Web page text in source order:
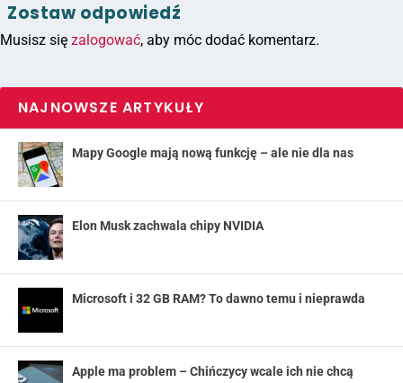
Zostaw odpowiedź
Musisz się zalogować, aby móc dodać komentarz.
NAJNOWSZE ARTYKUŁY
Mapy Google mają nową funkcję – ale nie dla nas
Elon Musk zachwala chipy NVIDIA
Microsoft i 32 GB RAM? To dawno temu i nieprawda
Apple ma problem – Chińczycy wcale ich nie chcą